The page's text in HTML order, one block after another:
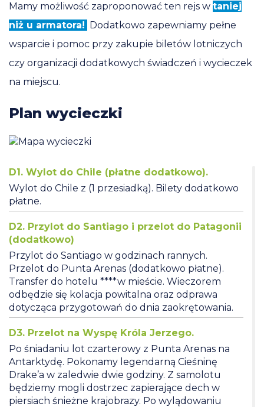
Mamy możliwość zaproponować ten rejs w taniej
niż u armatora! Dodatkowo zapewniamy pełne
wsparcie i pomoc przy zakupie biletów lotniczych
czy organizacji dodatkowych świadczeń i wycieczek
na miejscu.
Plan wycieczki
D1. Wylot do Chile (płatne dodatkowo).
Wylot do Chile z (1 przesiadką). Bilety dodatkowo
płatne.
D2. Przylot do Santiago i przelot do Patagonii
(dodatkowo)
Przylot do Santiago w godzinach rannych.
Przelot do Punta Arenas (dodatkowo płatne).
Transfer do hotelu ****w mieście. Wieczorem
odbędzie się kolacja powitalna oraz odprawa
dotycząca przygotowań do dnia zaokrętowania.
D3. Przelot na Wyspę Króla Jerzego.
Po śniadaniu lot czarterowy z Punta Arenas na
Antarktydę. Pokonamy legendarną Cieśninę
Drake’a w zaledwie dwie godziny. Z samolotu
będziemy mogli dostrzec zapierające dech w
piersiach śnieżne krajobrazy. Po wylądowaniu